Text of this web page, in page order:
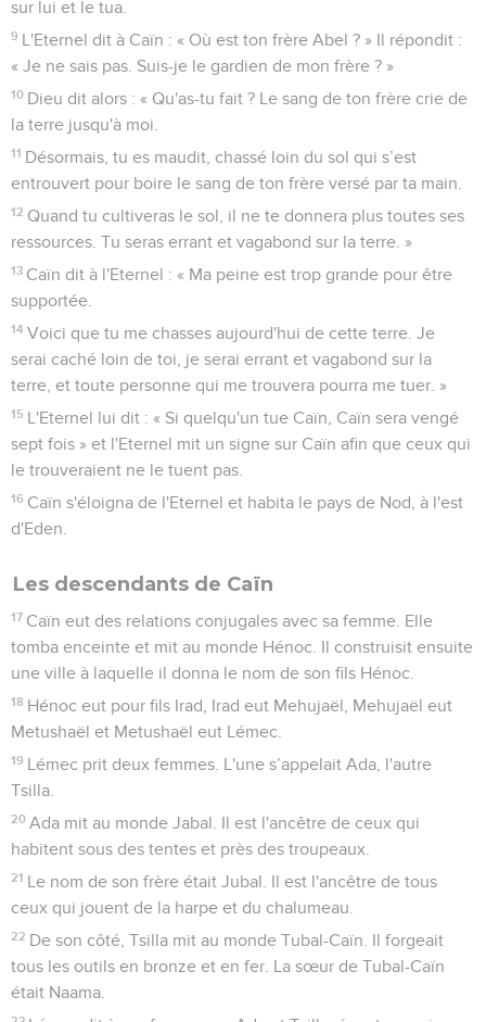
sur lui et le tua.
9 L'Eternel dit à Caïn : « Où est ton frère Abel ? » Il répondit :
« Je ne sais pas. Suis-je le gardien de mon frère ? »
10 Dieu dit alors : « Qu'as-tu fait ? Le sang de ton frère crie de
la terre jusqu'à moi.
11 Désormais, tu es maudit, chassé loin du sol qui s’est
entrouvert pour boire le sang de ton frère versé par ta main.
12 Quand tu cultiveras le sol, il ne te donnera plus toutes ses
ressources. Tu seras errant et vagabond sur la terre. »
13 Caïn dit à l'Eternel : « Ma peine est trop grande pour être
supportée.
14 Voici que tu me chasses aujourd'hui de cette terre. Je
serai caché loin de toi, je serai errant et vagabond sur la
terre, et toute personne qui me trouvera pourra me tuer. »
15 L'Eternel lui dit : « Si quelqu'un tue Caïn, Caïn sera vengé
sept fois » et l'Eternel mit un signe sur Caïn afin que ceux qui
le trouveraient ne le tuent pas.
16 Caïn s'éloigna de l'Eternel et habita le pays de Nod, à l'est
d'Eden.
Les descendants de Caïn
17 Caïn eut des relations conjugales avec sa femme. Elle
tomba enceinte et mit au monde Hénoc. Il construisit ensuite
une ville à laquelle il donna le nom de son fils Hénoc.
18 Hénoc eut pour fils Irad, Irad eut Mehujaël, Mehujaël eut
Metushaël et Metushaël eut Lémec.
19 Lémec prit deux femmes. L'une s’appelait Ada, l'autre
Tsilla.
20 Ada mit au monde Jabal. Il est l'ancêtre de ceux qui
habitent sous des tentes et près des troupeaux.
21 Le nom de son frère était Jubal. Il est l'ancêtre de tous
ceux qui jouent de la harpe et du chalumeau.
22 De son côté, Tsilla mit au monde Tubal-Caïn. Il forgeait
tous les outils en bronze et en fer. La sœur de Tubal-Caïn
était Naama.